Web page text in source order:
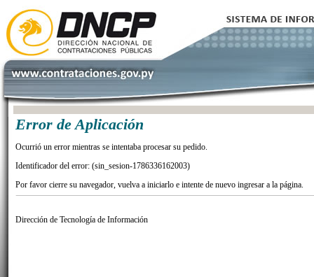
Error de Aplicación
Ocurrió un error mientras se intentaba procesar su pedido.
Identificador del error: (sin_sesion-1786336162003)
Por favor cierre su navegador, vuelva a iniciarlo e intente de nuevo ingresar a la página.
Dirección de Tecnología de Información